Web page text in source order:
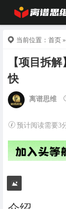
当前位置： 首页 »
【项目拆
快
离谱思维
预计阅读需要3